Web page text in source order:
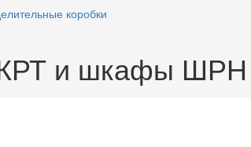
коробки
КРТ и шкафы ШРН